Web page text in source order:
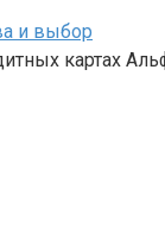
и выбор
картах